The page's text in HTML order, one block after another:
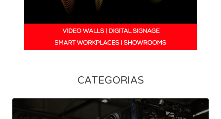
CATEGORIAS